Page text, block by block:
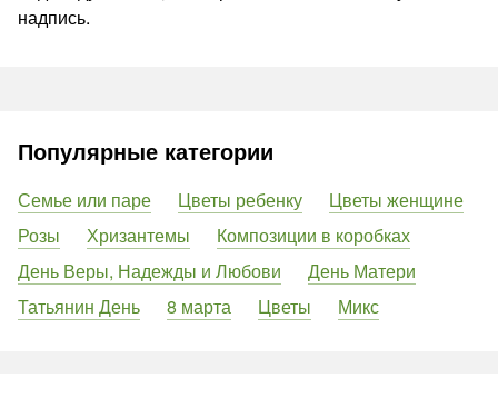
надпись.
Популярные категории
Семье или паре Цветы ребенку
Цветы женщине
Розы
Хризантемы
Композиции в коробках
День Веры, Надежды и Любови
День Матери
Татьянин День
8 марта Цветы Микс